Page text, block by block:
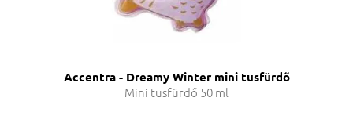
Accentra - Dreamy Winter mini tusfürdő
Mini tusfürdő 50 ml